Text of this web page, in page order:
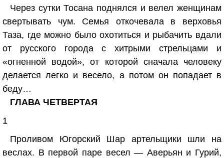
Через сутки Тосана поднялся и велел женщинам
свертывать чум. Семья откочевала в верховья
Таза, где можно было охотиться и рыбачить вдали
от русского города с хитрыми стрельцами и
«огненной водой», от которой сначала человеку
делается легко и весело, а потом он попадает в
беду…
ГЛАВА ЧЕТВЕРТАЯ
1
Проливом Югорский Шар артельщики шли на
веслах. В первой паре весел — Аверьян и Гурий,